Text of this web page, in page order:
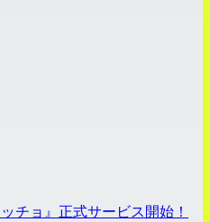
チョ』正式サービス開始！